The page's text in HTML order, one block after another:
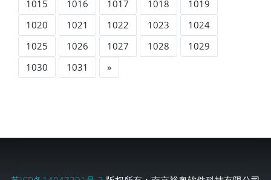
1015
1016 1017 1018
1019
1020
1021 1022 1023
1024
1025
1026 1027 1028
1029
1030
1031 »